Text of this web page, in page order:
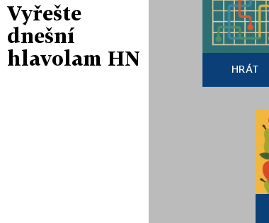
Vyřešte
dnešní
hlavolam HN
HRÁT